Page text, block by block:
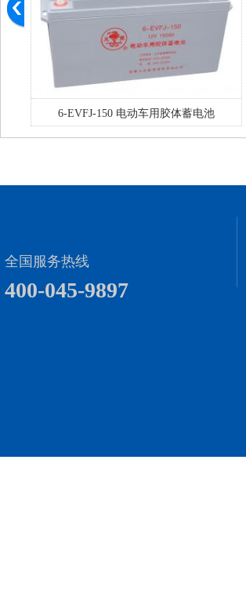
6-EVFJ-150 电动车用胶体蓄电池
全国服务热线
400-045-9897